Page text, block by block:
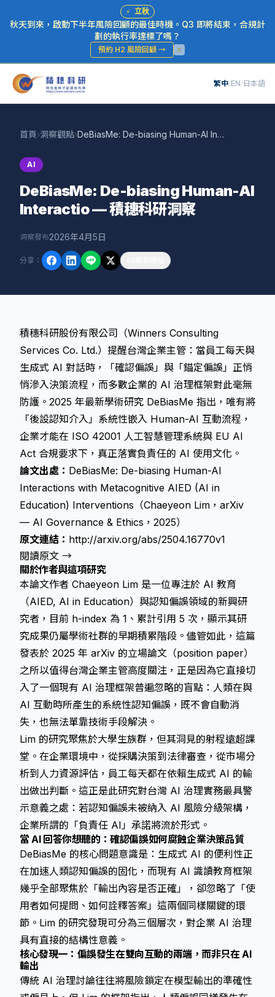
⚡ 立秋
秋天到來，啟動下半年風險回顧的最佳時機。Q3 即將結束，合規計
劃的執行率達標了嗎？
預約 H2 風險回顧 →
繁中/EN/日本語
首頁›洞察觀點› DeBiasMe: De-biasing Human-AI Interactio — 積穗科研洞察
AI
DeBiasMe: De-biasing Human-AI
Interactio — 積穗科研洞察
洞察發布2026年4月5日
分享 ：
積穗科研股份有限公司（Winners Consulting
Services Co. Ltd.）提醒台灣企業主管：當員工每天與
生成式 AI 對話時，「確認偏誤」與「錨定偏誤」正悄
悄滲入決策流程，而多數企業的 AI 治理框架對此毫無
防護。2025 年最新學術研究 DeBiasMe 指出，唯有將
「後設認知介入」系統性嵌入 Human-AI 互動流程，
企業才能在 ISO 42001 人工智慧管理系統與 EU AI
Act 合規要求下，真正落實負責任的 AI 使用文化。
論文出處： DeBiasMe: De-biasing Human-AI
Interactions with Metacognitive AIED (AI in
Education) Interventions（Chaeyeon Lim，arXiv
— AI Governance & Ethics，2025）
原文連結： http://arxiv.org/abs/2504.16770v1
閱讀原文 →
關於作者與這項研究
本論文作者 Chaeyeon Lim 是一位專注於 AI 教育
（AIED, AI in Education）與認知偏誤領域的新興研
究者，目前 h-index 為 1、累計引用 5 次，顯示其研
究成果仍屬學術社群的早期積累階段。儘管如此，這篇
發表於 2025 年 arXiv 的立場論文（position paper）
之所以值得台灣企業主管高度關注，正是因為它直接切
入了一個現有 AI 治理框架普遍忽略的盲點：人類在與
AI 互動時所產生的系統性認知偏誤，既不會自動消
失，也無法單靠技術手段解決。
Lim 的研究聚焦於大學生族群，但其洞見的射程遠超課
堂。在企業環境中，從採購決策到法律審查，從市場分
析到人力資源評估，員工每天都在依賴生成式 AI 的輸
出做出判斷。這正是此研究對台灣 AI 治理實務最具警
示意義之處：若認知偏誤未被納入 AI 風險分級架構，
企業所謂的「負責任 AI」承諾將流於形式。
當 AI 回答你想聽的：確認偏誤如何腐蝕企業決策品質
DeBiasMe 的核心問題意識是：生成式 AI 的便利性正
在加速人類認知偏誤的固化，而現有 AI 識讀教育框架
幾乎全部聚焦於「輸出內容是否正確」，卻忽略了「使
用者如何提問、如何詮釋答案」這兩個同樣關鍵的環
節。Lim 的研究發現可分為三個層次，對企業 AI 治理
具有直接的結構性意義。
核心發現一：偏誤發生在雙向互動的兩端，而非只在 AI
輸出
傳統 AI 治理討論往往將風險鎖定在模型輸出的準確性